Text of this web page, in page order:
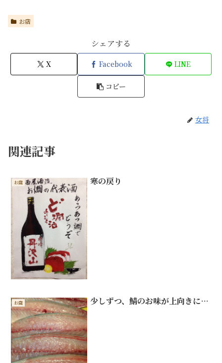
お店
シェアする
X Facebook LINE
コピー
女将
関連記事
お店 寒の戻り
お店 少しずつ、鯖のお味が上向きに…